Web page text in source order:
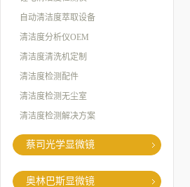
自动清洁度萃取设备
清洁度分析仪OEM
清洁度清洗机定制
清洁度检测配件
清洁度检测无尘室
清洁度检测解决方案
蔡司光学显微镜
奥林巴斯显微镜